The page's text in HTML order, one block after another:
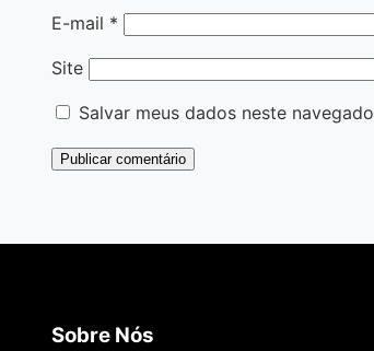
E-mail *
Site
Salvar meus dados neste
Sobre Nós